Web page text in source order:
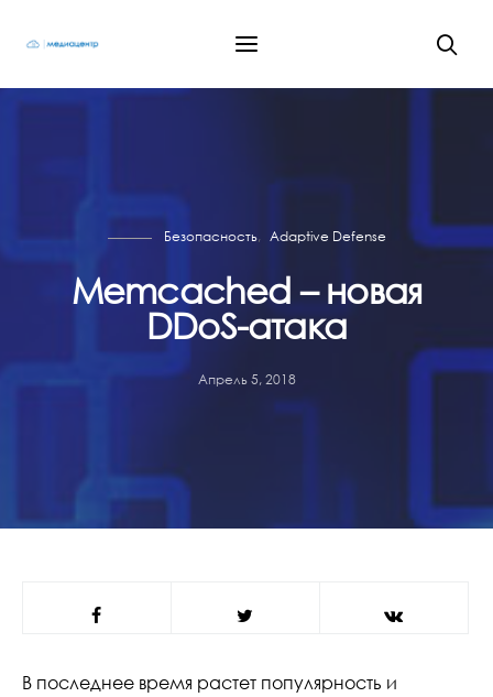
Безопасность Adaptive Defense
Memcached – новая
DDoS-атака
Апрель 5, 2018
В последнее время растет популярность и